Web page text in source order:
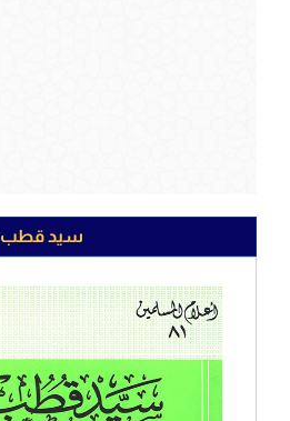
سيد قطب